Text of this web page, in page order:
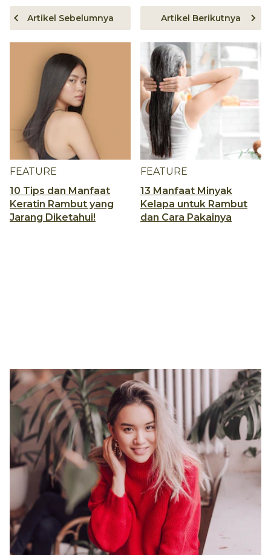
FEATURE
10 Tips dan Manfaat
Keratin Rambut yang
Jarang Diketahui!
Artikel Sebelumnya
FEATURE
13 Manfaat Minyak
Kelapa untuk Rambut
dan Cara Pakainya
Artikel Berikutnya